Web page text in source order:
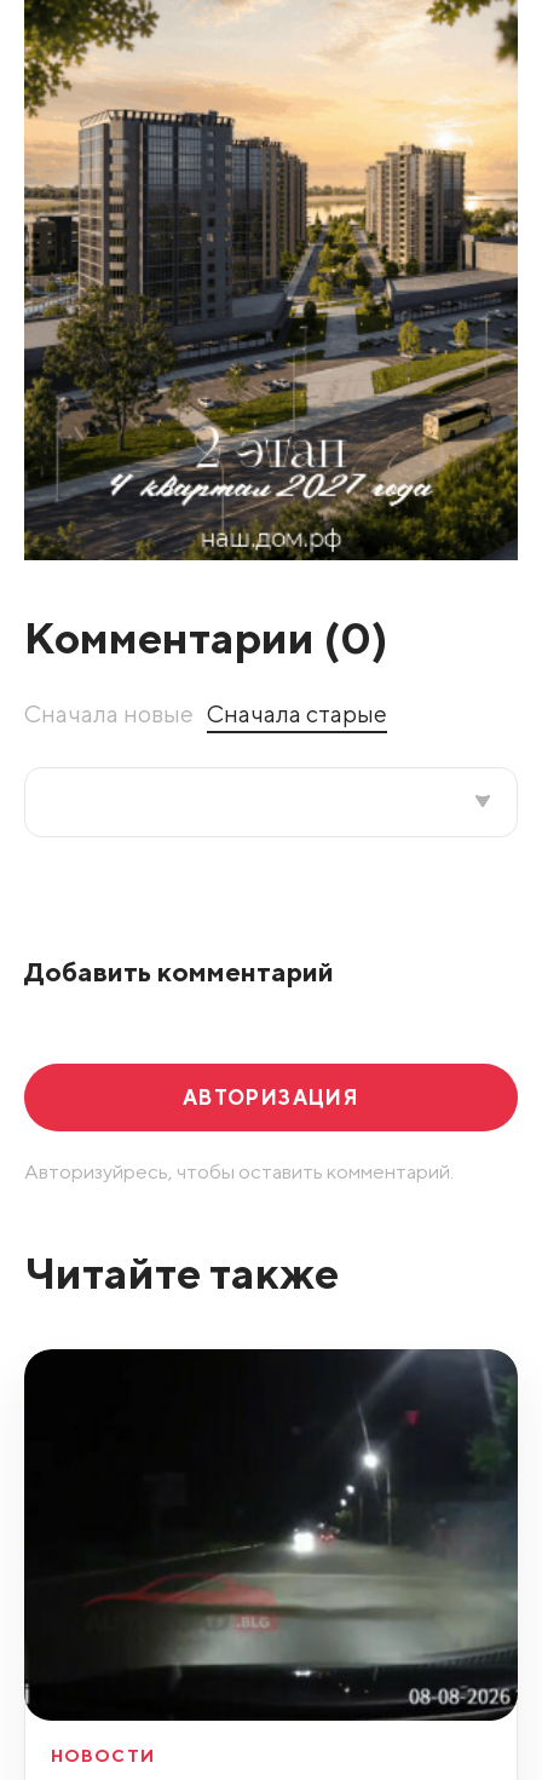
Комментарии (0)
Сначала новые Сначала старые
Добавить комментарий
АВТОРИЗАЦИЯ
Авторизуйресь, чтобы оставить комментарий.
Читайте также
НОВОСТИ